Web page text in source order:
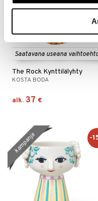
Saatavana useana
The Rock Kynttilälyhty
KOSTA BODA
alk. 37 €
kampanja -